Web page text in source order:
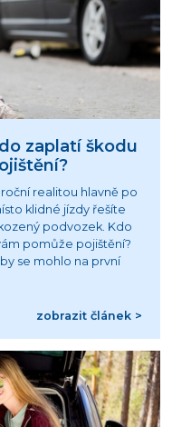
zaplatí škodu
realitou hlavně po
klidné jízdy řešíte
podvozek. Kdo
pomůže pojištění?
se mohlo na první
zobrazit článek >